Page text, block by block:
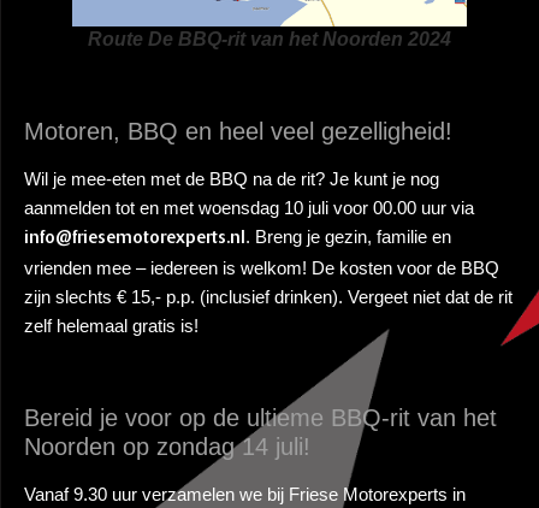
Route De BBQ-rit van het Noorden 2024
Motoren, BBQ en heel veel gezelligheid!
Wil je mee-eten met de BBQ na de rit? Je kunt je nog
aanmelden tot en met woensdag 10 juli voor 00.00 uur via
info@friesemotorexperts.nl. Breng je gezin, familie en
vrienden mee – iedereen is welkom! De kosten voor de BBQ
zijn slechts € 15,- p.p. (inclusief drinken). Vergeet niet dat de rit
zelf helemaal gratis is!
Bereid je voor op de ultieme BBQ-rit van het
Noorden op zondag 14 juli!
Vanaf 9.30 uur verzamelen we bij Friese Motorexperts in